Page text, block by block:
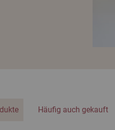
Häufig auch gekauft